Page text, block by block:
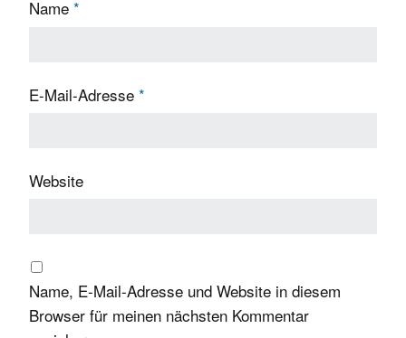
Name *
E-Mail-Adresse *
Website
Name, E-Mail-Adresse und Website in diesem
Browser für meinen nächsten Kommentar